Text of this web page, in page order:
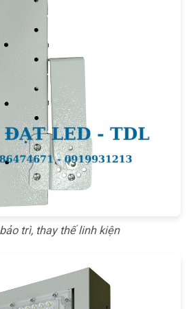
trì, thay thế linh kiện